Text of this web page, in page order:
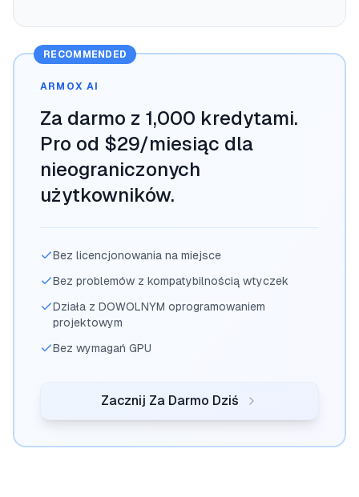
RECOMMENDED
ARMOX AI
Za darmo z 1,000 kredytami.
Pro od $29/miesiąc dla
nieograniczonych
użytkowników.
Bez licencjonowania na miejsce
Bez problemów z kompatybilnością wtyczek
Działa z DOWOLNYM oprogramowaniem
projektowym
Bez wymagań GPU
Zacznij Za Darmo Dziś